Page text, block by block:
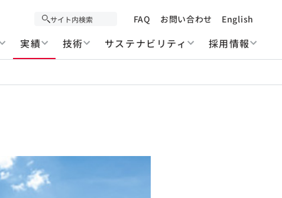
FAQ お問い合わせ English
実績 技術 サステナビリティ 採用情報